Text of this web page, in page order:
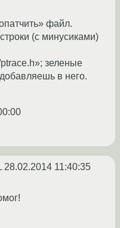
файл.
(с минусиками)
зеленые
в него.
28.02.2014 11:40:35